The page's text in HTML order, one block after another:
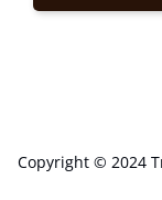
Copyright © 2024